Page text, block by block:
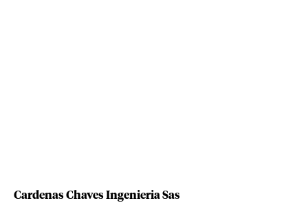
Cardenas Chaves Ingenieria Sas